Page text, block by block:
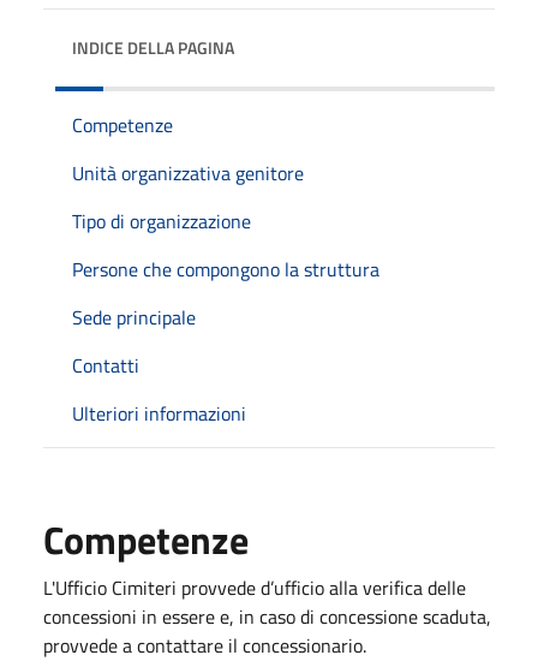
INDICE DELLA PAGINA
Competenze
Unità organizzativa genitore
Tipo di organizzazione
Persone che compongono la struttura
Sede principale
Contatti
Ulteriori informazioni
Competenze
L'Ufficio Cimiteri provvede d’ufficio alla verifica delle
concessioni in essere e, in caso di concessione scaduta,
provvede a contattare il concessionario.